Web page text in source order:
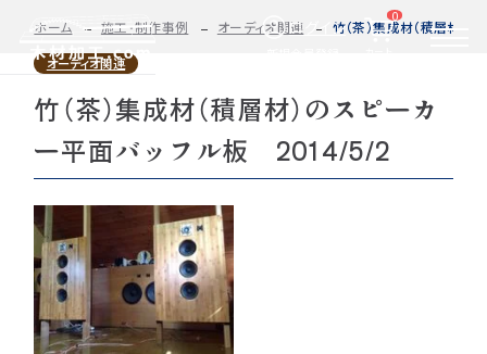
ログイン
0
自動お見積もり・ご注文はこちらから
カット・塗装のみ
カット・加工・塗装
フルオーダー集成材(積層材)
2D/3D
図面をお持ちの方へ 今すぐお見積もり依頼
関連商品
ホーム 施工・制作事例 オーディオ関連 竹（茶）集成材（積層材
オーディオ関連
竹（茶）集成材（積層材）のスピーカ
ー平面バッフル板 2014/5/2